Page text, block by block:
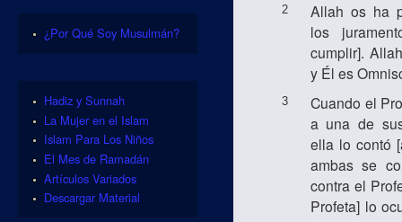
2
Allah os ha
los
cumplir].
y Él es
3
Cuando el
a una de
ella lo contó
ambas se
contra el
Profeta] lo
¿Por Qué Soy Musulmán?
Hadiz y Sunnah
La Mujer en el Islam
Islam Para Los Niños
El Mes de Ramadán
Artículos Variados
Descargar Material